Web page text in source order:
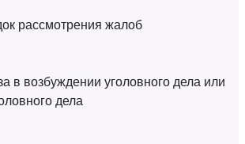
рассмотрения жалоб
в возбуждении уголовного дела или
дела